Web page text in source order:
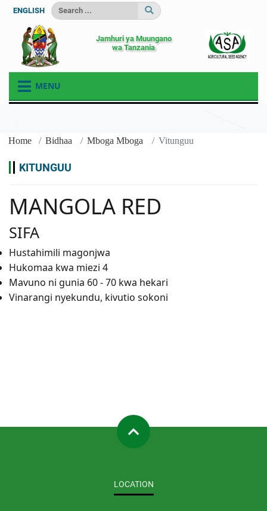
ENGLISH
Jamhuri ya Muungano
wa Tanzania
MENU
Home Bidhaa Mboga Mboga Vitunguu
KITUNGUU
MANGOLA RED
SIFA
Hustahimili magonjwa
Hukomaa kwa miezi 4
Mavuno ni gunia 60 - 70 kwa hekari
Vinarangi nyekundu, kivutio sokoni
LOCATION